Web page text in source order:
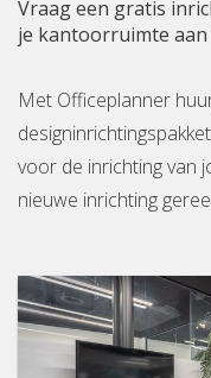
Vraag een gratis
je kantoorruimte
Met Officeplanner
voor de inrichting van
nieuwe inrichting